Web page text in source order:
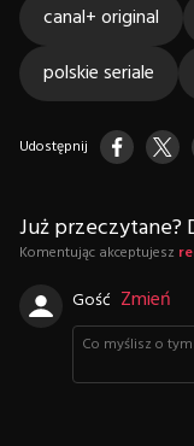
canal+ original
polskie seriale
Udostępnij
Już przeczytane?
Komentując akceptujesz
Gość Zmień